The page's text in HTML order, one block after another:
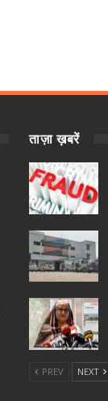
ताज़ा ख़बरें
PREV NEXT